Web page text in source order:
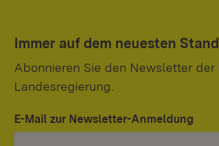
Immer auf dem neuesten Stand
Abonnieren Sie den Newsletter der
Landesregierung.
E-Mail zur Newsletter-Anmeldung